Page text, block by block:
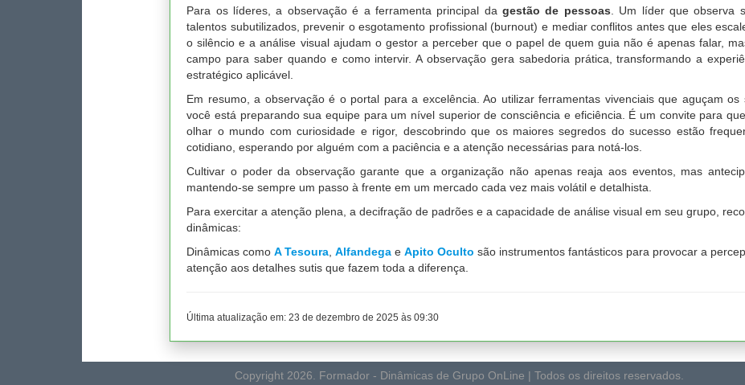
Para os líderes, a observação é a ferramenta principal da gestão de pessoas . Um líder que observa
talentos subutilizados, prevenir o esgotamento profissional (burnout) e mediar conflitos antes que eles
o silêncio e a análise visual ajudam o gestor a perceber que o papel de quem guia não é apenas falar,
campo para saber quando e como intervir. A observação gera sabedoria prática, transformando a
estratégico aplicável.
Em resumo, a observação é o portal para a excelência. Ao utilizar ferramentas vivenciais que aguçam os
você está preparando sua equipe para um nível superior de consciência e eficiência. É um convite para
olhar o mundo com curiosidade e rigor, descobrindo que os maiores segredos do sucesso estão
cotidiano, esperando por alguém com a paciência e a atenção necessárias para notá-los.
Cultivar o poder da observação garante que a organização não apenas reaja aos eventos, mas
mantendo-se sempre um passo à frente em um mercado cada vez mais volátil e detalhista.
Para exercitar a atenção plena, a decifração de padrões e a capacidade de análise visual em seu grupo,
dinâmicas:
Dinâmicas comoA Tesoura ,Alfandega eApito Oculto são instrumentos fantásticos para provocar a
atenção aos detalhes sutis que fazem toda a diferença.
Última atualização em:23 de dezembro de 2025 às 09:30
Copyright 2026. Formador - Dinâmicas de Grupo OnLine | Todos os direitos reservados.